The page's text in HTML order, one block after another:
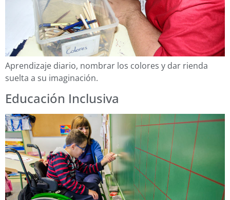
Aprendizaje diario, nombrar los colores y dar rienda
suelta a su imaginación.
Educación Inclusiva